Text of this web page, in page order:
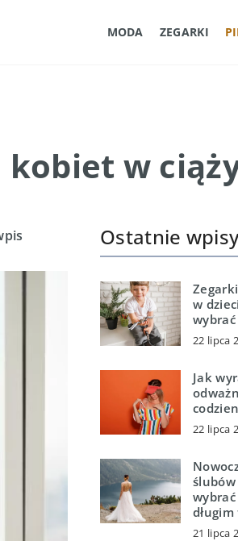
MODA ZEGARKI
w
Ostatnie
w
22 lipca
Jak
22 lipca
długim
21 lipca